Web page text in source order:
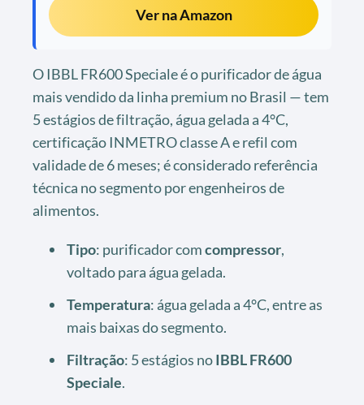
Ver na Amazon
O IBBL FR600 Speciale é o purificador de água
mais vendido da linha premium no Brasil — tem
5 estágios de filtração, água gelada a 4°C,
certificação INMETRO classe A e refil com
validade de 6 meses; é considerado referência
técnica no segmento por engenheiros de
alimentos.
Tipo: purificador comcompressor,
voltado para água gelada.
Temperatura: água gelada a 4°C, entre as
mais baixas do segmento.
Filtração: 5 estágios noIBBL FR600
Speciale.